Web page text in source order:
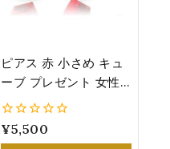
ピアス 赤 小さめ キュ
ーブ プレゼント 女性
人気 スワロフスキー
シルバー
0
5
¥5,500